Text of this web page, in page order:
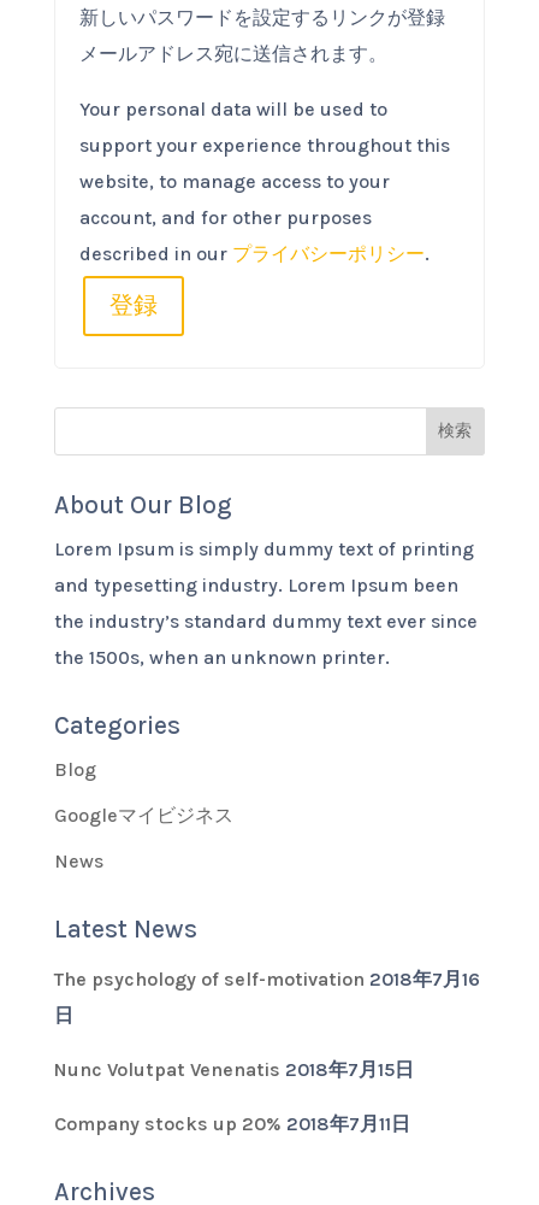
新しいパスワードを設定するリンクが登録
メールアドレス宛に送信されます。
Your personal data will be used to
support your experience throughout this
website, to manage access to your
account, and for other purposes
described in our プライバシーポリシー.
登録
About Our Blog
Lorem Ipsum is simply dummy text of printing
and typesetting industry. Lorem Ipsum been
the industry’s standard dummy text ever since
the 1500s, when an unknown printer.
Categories
Blog
Googleマイビジネス
News
Latest News
The psychology of self-motivation 2018年7月16
日
Nunc Volutpat Venenatis 2018年7月15日
Company stocks up 20% 2018年7月11日
Archives